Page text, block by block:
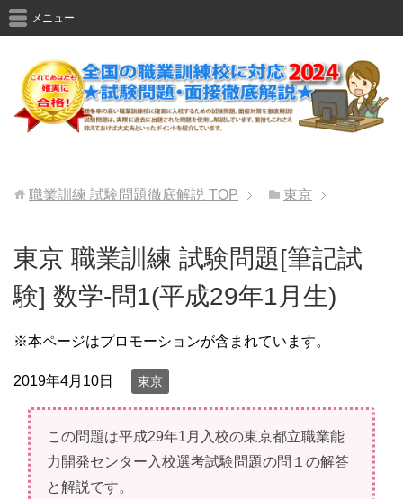
メニュー
職業訓練 試験問題徹底解説 TOP 東京
東京 職業訓練 試験問題[筆記試
験] 数学-問1(平成29年1月生)
※本ページはプロモーションが含まれています。
2019年4月10日 東京
この問題は平成29年1月入校の東京都立職業能
力開発センター入校選考試験問題の問１の解答
と解説です。